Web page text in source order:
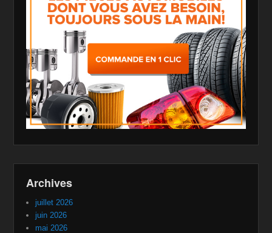
Archives
juillet 2026
juin 2026
mai 2026